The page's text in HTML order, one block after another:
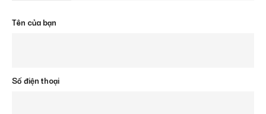
Tên của bạn
Số điện thoại